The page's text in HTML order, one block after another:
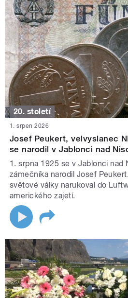
20. století
1. srpen 2026
Josef Peukert, velvyslanec
se narodil v Jablonci nad
1. srpna 1925 se v Jablonci nad
zámečníka narodil Josef
světové války narukoval do
amerického zajetí.